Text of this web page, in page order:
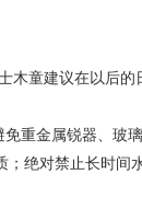
木童建议在以后的
免重金属锐器、玻
绝对禁止长时间水